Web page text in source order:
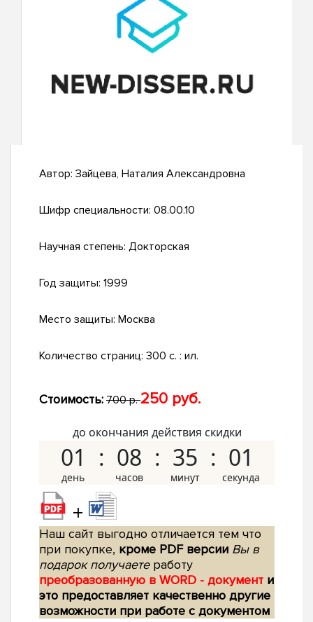
Автор: Зайцева, Наталия Александровна
Шифр специальности: 08.00.10
Научная степень: Докторская
Год защиты: 1999
Место защиты: Москва
Количество страниц: 300 с. : ил.
Стоимость: 700 р.250 руб.
до окончания действия скидки
01 08 35 01
+
Наш сайт выгодно отличается тем что
при покупке, кроме PDF версии Вы в
подарок получаетеработу
преобразованную в WORD - документ и
это предоставляет качественно другие
возможности при работе с документом